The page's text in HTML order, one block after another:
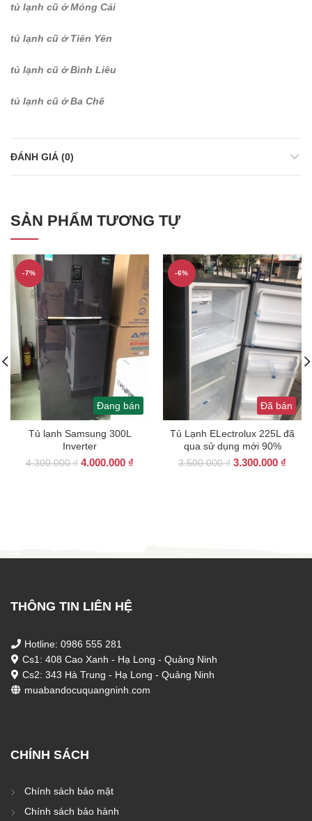
tủ lạnh cũ ở Móng Cái
tủ lạnh cũ ở Tiên Yên
tủ lạnh cũ ở Bình Liêu
tủ lạnh cũ ở Ba Chẽ
ĐÁNH GIÁ (0)
SẢN PHẨM TƯƠNG TỰ
Đang bán
-7%
Tủ lạnh Samsung 300L
Inverter
4.300.000₫ Giá
4.000.000 ₫
Đã bán
-6%
Tủ Lạnh ELectrolux 225L đã
qua sử dụng mới 90%
3.500.000₫ Giá
3.300.000 ₫
THÔNG TIN LIÊN HỆ
Hotline: 0986 555 281
Cs1: 408 Cao Xanh - Hạ Long - Quảng Ninh
Cs2: 343 Hà Trung - Hạ Long - Quảng Ninh
muabandocuquangninh.com
CHÍNH SÁCH
Chính sách bảo mật
Chính sách bảo hành